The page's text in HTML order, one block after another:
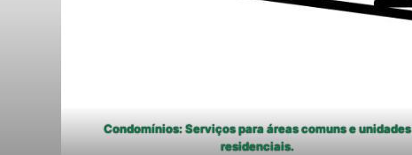
Condomínios: Serviços para áreas comuns e unidades
residenciais.